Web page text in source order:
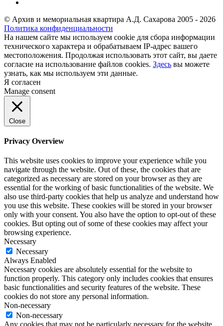
© Архив и мемориальная квартира А.Д. Сахарова 2005 - 2026
Политика конфиденциальности
На нашем сайте мы используем cookie для сбора информации
технического характера и обрабатываем IP-адрес вашего
местоположения. Продолжая использовать этот сайт, вы даете
согласие на использование файлов cookies. Здесь вы можете
узнать, как мы используем эти данные.
Я согласен
Manage consent
Close
Privacy Overview
This website uses cookies to improve your experience while you
navigate through the website. Out of these, the cookies that are
categorized as necessary are stored on your browser as they are
essential for the working of basic functionalities of the website. We
also use third-party cookies that help us analyze and understand how
you use this website. These cookies will be stored in your browser
only with your consent. You also have the option to opt-out of these
cookies. But opting out of some of these cookies may affect your
browsing experience.
Necessary
Necessary
Always Enabled
Necessary cookies are absolutely essential for the website to
function properly. This category only includes cookies that ensures
basic functionalities and security features of the website. These
cookies do not store any personal information.
Non-necessary
Non-necessary